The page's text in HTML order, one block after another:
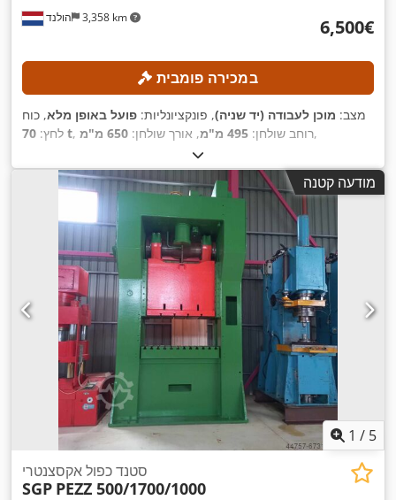
הולנד 3,358 km ‏6,500 ‏€
במכירה פומבית
מצב: מוכן לעבודה (יד שניה), פונקציונליות: פועל באופן מלא, כוח
לחץ: 70 t , רוחב שולחן: 495 מ"מ , אורך שולחן: 650 מ"מ ,
מודעה קטנה
1 / 5
סטנד כפול אקסצנטרי
SGP PEZZ 500/1700/1000